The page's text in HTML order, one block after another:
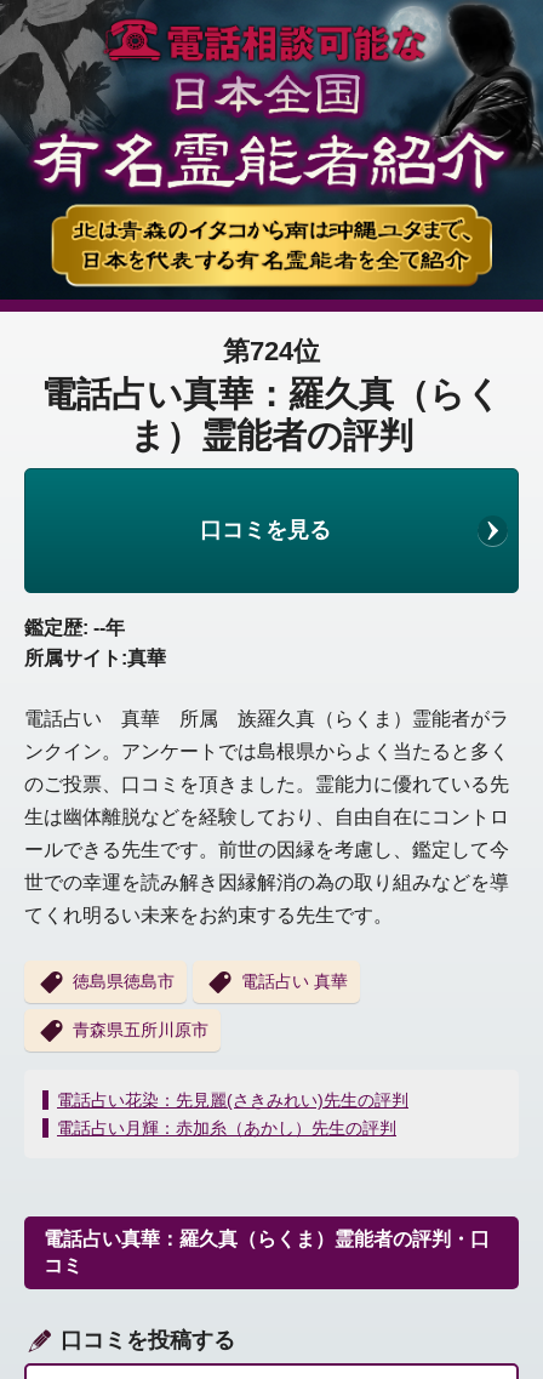
第724位
電話占い真華：羅久真（らく
ま）霊能者の評判
口コミを見る
鑑定歴: --年
所属サイト:真華
電話占い 真華 所属 族羅久真（らくま）霊能者がラ
ンクイン。アンケートでは島根県からよく当たると多く
のご投票、口コミを頂きました。霊能力に優れている先
生は幽体離脱などを経験しており、自由自在にコントロ
ールできる先生です。前世の因縁を考慮し、鑑定して今
世での幸運を読み解き因縁解消の為の取り組みなどを導
てくれ明るい未来をお約束する先生です。
徳島県徳島市 電話占い 真華
青森県五所川原市
投
稿
ー
シ
電話占い花染：先見麗(さきみれい)先生の評判
電話占い月輝：赤加糸（あかし）先生の評判
電話占い真華：羅久真（らくま）霊能者の評判・口
コミ
口コミを投稿する